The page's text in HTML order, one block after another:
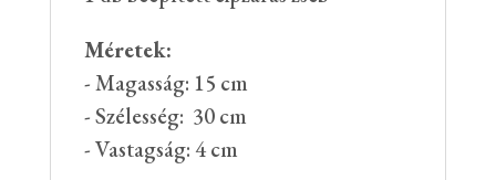
Méretek:
- Magasság: 15 cm
- Szélesség: 30 cm
- Vastagság: 4 cm